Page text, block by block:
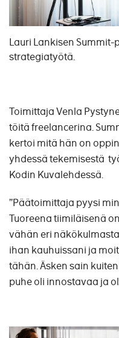
Lauri Lankisen
strategiatyötä.
Toimittaja Venla
töitä freelancerina.
kertoi mitä hän on
yhdessä tekemisestä
Kodin Kuvalehdessä.
”Päätoimittaja pyysi
Tuoreena tiimiläisenä
vähän eri
ihan kauhuissani ja
tähän. Äsken sain
puhe oli innostavaa ja